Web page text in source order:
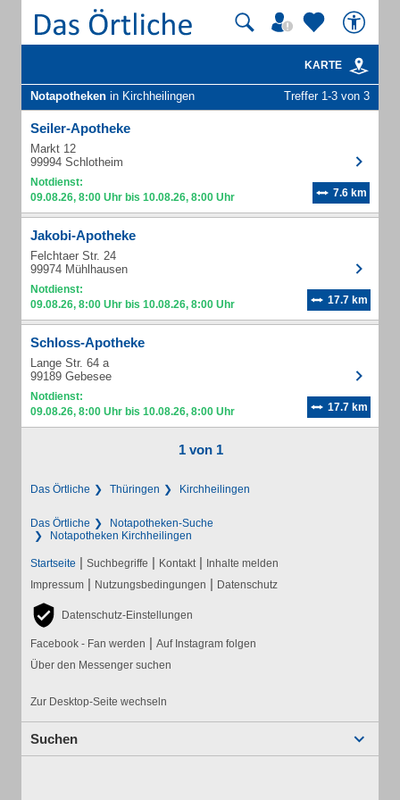
KARTE
Notapotheken in Kirchheilingen Treffer 1-3 von 3
Seiler-Apotheke
Markt 12
99994 Schlotheim
Notdienst:
09.08.26, 8:00 Uhr bis 10.08.26, 8:00 Uhr
7.6 km
Jakobi-Apotheke
Felchtaer Str. 24
99974 Mühlhausen
Notdienst:
09.08.26, 8:00 Uhr bis 10.08.26, 8:00 Uhr
17.7 km
Schloss-Apotheke
Lange Str. 64 a
99189 Gebesee
Notdienst:
09.08.26, 8:00 Uhr bis 10.08.26, 8:00 Uhr
17.7 km
1 von 1
Das Örtliche Thüringen Kirchheilingen
Das Örtliche
Notapotheken-Suche
Notapotheken Kirchheilingen
Startseite | Suchbegriffe | Kontakt | Inhalte melden
Impressum | Nutzungsbedingungen | Datenschutz
Datenschutz-Einstellungen
Facebook - Fan werden | Auf Instagram folgen
Über den Messenger suchen
Zur Desktop-Seite wechseln
Suchen